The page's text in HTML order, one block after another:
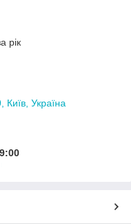
рік
Київ, Україна